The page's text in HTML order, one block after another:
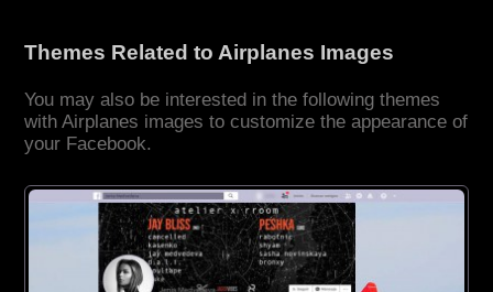
Themes Related to Airplanes Images
You may also be interested in the following themes
with Airplanes images to customize the appearance of
your Facebook.